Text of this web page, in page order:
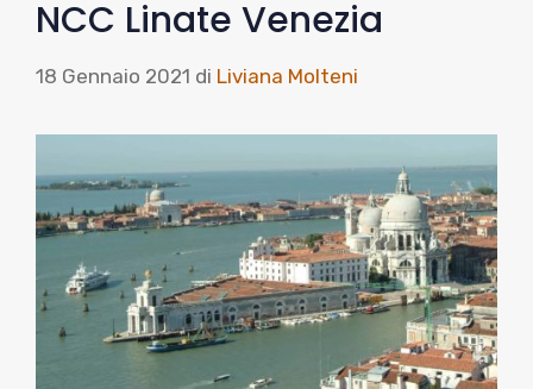
NCC Linate Venezia
18 Gennaio 2021 di Liviana Molteni